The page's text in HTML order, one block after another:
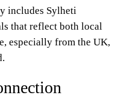
includes Sylheti
that reflect both local
especially from the UK,